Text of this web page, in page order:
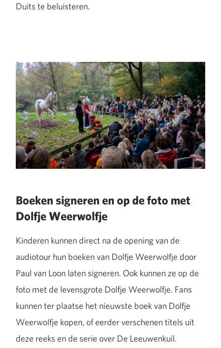
Duits te beluisteren.
Boeken signeren en op de foto met
Dolfje Weerwolfje
Kinderen kunnen direct na de opening van de
audiotour hun boeken van Dolfje Weerwolfje door
Paul van Loon laten signeren. Ook kunnen ze op de
foto met de levensgrote Dolfje Weerwolfje. Fans
kunnen ter plaatse het nieuwste boek van Dolfje
Weerwolfje kopen, of eerder verschenen titels uit
deze reeks en de serie over De Leeuwenkuil.